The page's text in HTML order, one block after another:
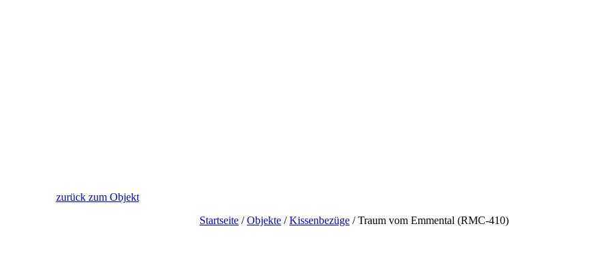
zurück zum Objekt
Startseite /Objekte /Kissenbezüge / Traum vom Emmental (RMC-410)